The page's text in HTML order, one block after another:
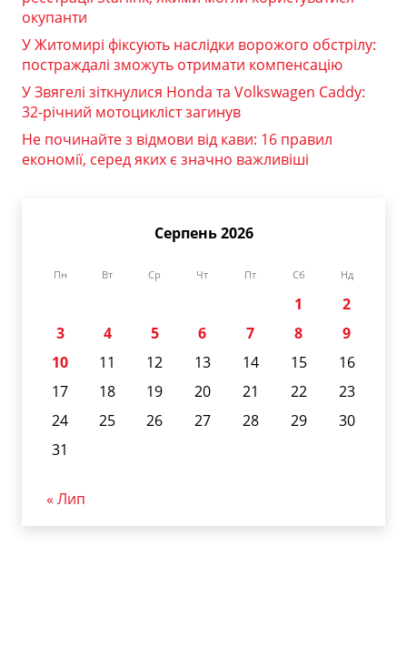
окупанти
У Житомирі фіксують наслідки ворожого обстрілу:
постраждалі зможуть отримати компенсацію
У Звягелі зіткнулися Honda та Volkswagen Caddy:
32-річний мотоцикліст загинув
Не починайте з відмови від кави: 16 правил
економії, серед яких є значно важливіші
Серпень 2026
Пн Вт Ср Чт Пт Сб Нд
1
2
3
4 5 6 7 8
9
10
11 12 13 14 15
16
17
18 19 20 21 22
23
24
25 26 27 28 29
30
31
« Лип